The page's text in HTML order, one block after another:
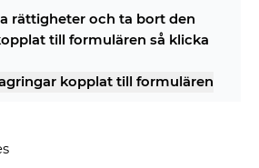
rättigheter och ta bort den
till formulären så klicka
kopplat till formulären